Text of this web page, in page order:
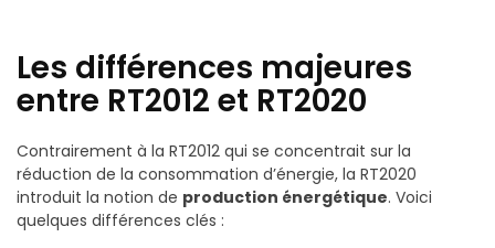
Les différences majeures
entre RT2012 et RT2020
Contrairement à la RT2012 qui se concentrait sur la
réduction de la consommation d’énergie, la RT2020
introduit la notion de production énergétique. Voici
quelques différences clés :